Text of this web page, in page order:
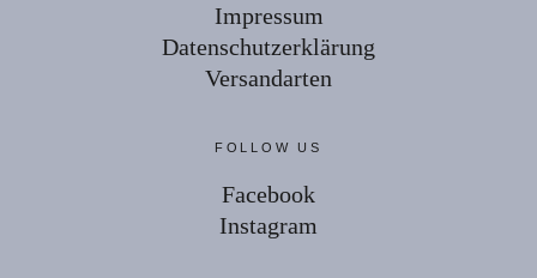
Impressum
Datenschutzerklärung
Versandarten
FOLLOW US
Facebook
Instagram